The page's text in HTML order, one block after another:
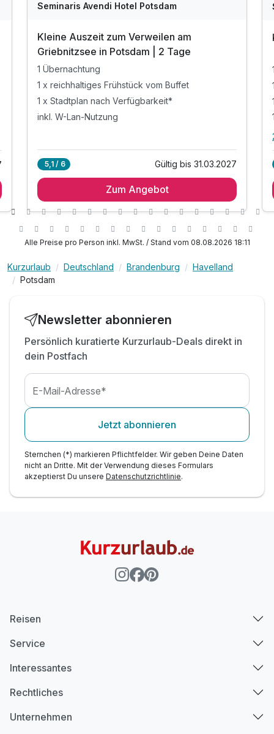
Seminaris Avendi Hotel Potsdam
Kleine Auszeit zum Verweilen am
Griebnitzsee in Potsdam | 2 Tage
1 Übernachtung
1 x reichhaltiges Frühstück vom Buffet
1 x Stadtplan nach Verfügbarkeit*
inkl. W-Lan-Nutzung
5,1 / 6 Gültig bis 31.03.2027
Zum Angebot
Alle Preise pro Person inkl. MwSt. / Stand vom 08.08.2026 18:11
Kurzurlaub Deutschland Brandenburg
Havelland
Potsdam
Newsletter abonnieren
Persönlich kuratierte Kurzurlaub-Deals direkt in
dein Postfach
E-Mail-Adresse*
Jetzt abonnieren
Sternchen (*) markieren Pflichtfelder. Wir geben Deine Daten
nicht an Dritte. Mit der Verwendung dieses Formulars
akzeptierst Du unsere Datenschutzrichtlinie.
Reisen
Service
Interessantes
Rechtliches
Unternehmen